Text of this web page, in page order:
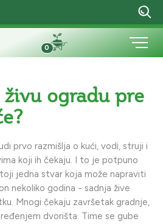
0
živu ogradu pre
prvo razmišlja o kući, vodi, struji i
koji ih čekaju. I to je potpuno
jedna stvar koja može napraviti
nekoliko godina - sadnja žive
Mnogi čekaju završetak gradnje,
dvorišta. Time se gube